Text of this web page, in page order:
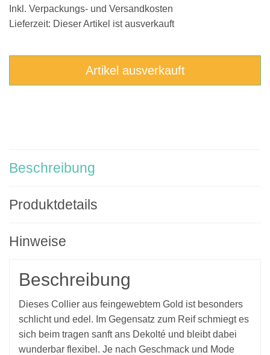
Inkl. Verpackungs- und Versandkosten
Lieferzeit: Dieser Artikel ist ausverkauft
Artikel ausverkauft
Beschreibung
Produktdetails
Hinweise
Beschreibung
Dieses Collier aus feingewebtem Gold ist besonders
schlicht und edel. Im Gegensatz zum Reif schmiegt es
sich beim tragen sanft ans Dekolté und bleibt dabei
wunderbar flexibel. Je nach Geschmack und Mode